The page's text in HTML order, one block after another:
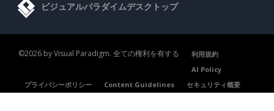
ビジュアルパラダイムデスクトップ
©2026 by Visual Paradigm. 全ての権利を有する
利用規約
AI Policy
プライバシーポリシー
Content Guidelines セキュリティ概要